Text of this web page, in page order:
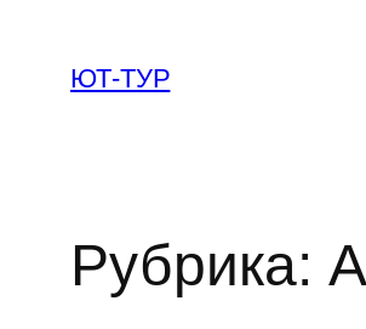
содержимому
ЮТ-ТУР
Рубрика: